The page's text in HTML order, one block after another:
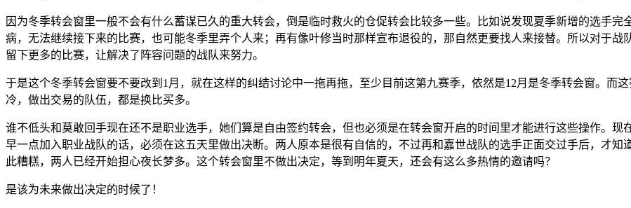
因为冬季转会窗里一般不会有什么蓄谋已久的重大转会，倒是临时救火的仓促转会比较多一些。比如说发现夏季新增的选手
病，无法继续接下来的比赛，也可能冬季里弄个人来；再有像叶修当时那样宣布退役的，那自然更要找人来接替。所以对于
留下更多的比赛，让解决了阵容问题的战队来努力。
于是这个冬季转会窗要不要改到1月，就在这样的纠结讨论中一拖再拖，至少目前这第九赛季，依然是12月是冬季转会窗。而
冷，做出交易的队伍，都是换比买多。
谁不低头和莫敢回手现在还不是职业选手，她们算是自由签约转会，但也必须是在转会窗开启的时间里才能进行这些操作。现
早一点加入职业战队的话，必须在这五天里做出决断。两人原本是很有自信的，不过再和嘉世战队的选手正面交过手后，才
此糟糕，两人已经开始担心夜长梦多。这个转会窗里不做出决定，等到明年夏天，还会有这么多热情的邀请吗？
是该为未来做出决定的时候了！